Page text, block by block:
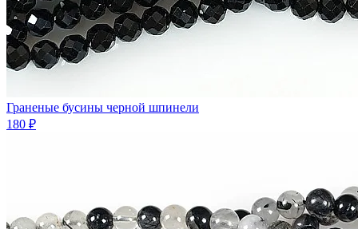
Граненые бусины черной шпинели
180 ₽